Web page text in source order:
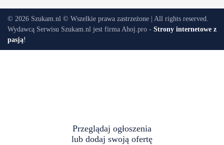
© 2026 Szukam.nl © Wszelkie prawa zastrzeżone | All rights reserved.
Wydawcą Serwisu Szukam.nl jest firma Ahoj.pro - Strony internetowe z
pasją!
Przeglądaj ogłoszenia
lub dodaj swoją ofertę